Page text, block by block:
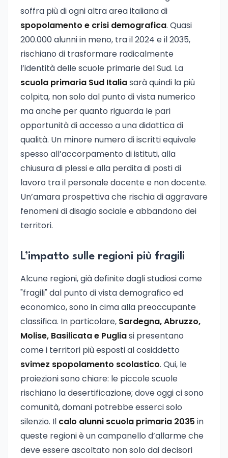
soffra più di ogni altra area italiana di
spopolamento e crisi demografica. Quasi
200.000 alunni in meno, tra il 2024 e il 2035,
rischiano di trasformare radicalmente
l’identità delle scuole primarie del Sud. La
scuola primaria Sud Italiasarà quindi la più
colpita, non solo dal punto di vista numerico
ma anche per quanto riguarda le pari
opportunità di accesso a una didattica di
qualità. Un minore numero di iscritti equivale
spesso all’accorpamento di istituti, alla
chiusura di plessi e alla perdita di posti di
lavoro tra il personale docente e non docente.
Un’amara prospettiva che rischia di aggravare
fenomeni di disagio sociale e abbandono dei
territori.
L’impatto sulle regioni più fragili
Alcune regioni, già definite dagli studiosi come
"fragili" dal punto di vista demografico ed
economico, sono in cima alla preoccupante
classifica. In particolare, Sardegna, Abruzzo,
Molise, Basilicata e Pugliasi presentano
come i territori più esposti al cosiddetto
svimez spopolamento scolastico. Qui, le
proiezioni sono chiare: le piccole scuole
rischiano la desertificazione; dove oggi ci sono
comunità, domani potrebbe esserci solo
silenzio. Il calo alunni scuola primaria 2035 in
queste regioni è un campanello d’allarme che
deve essere ascoltato non solo dai decisori